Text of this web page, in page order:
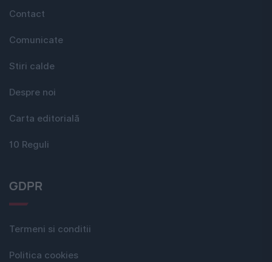
Contact
Comunicate
Stiri calde
Despre noi
Carta editorială
10 Reguli
GDPR
Termeni si conditii
Politica cookies